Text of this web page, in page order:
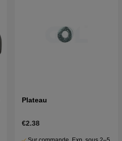
Plateau
€2.38